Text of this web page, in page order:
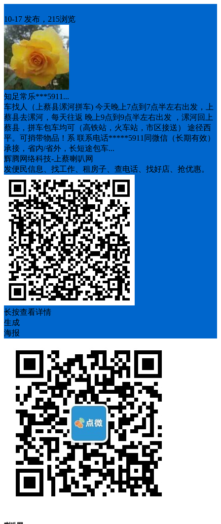
10-17 发布，215浏览
知足常乐***5911...
车找人（上蔡县漯河拼车) 今天晚上7点到7点半左右出发，上
蔡县去漯河，每天往返 晚上9点到9点半左右出发 ，漯河回上
蔡县，拼车包车均可（高铁站，火车站，市区接送） 途径西
平。可捎带物品！系 联系电话*****5911同微信（长期有效）
承接，省内/省外，长短途包车...
辉腾网络科技-上蔡喇叭网
发便民信息、找工作、租房子、查电话、找好店、抢优惠。
长按查看详情
生成
海报